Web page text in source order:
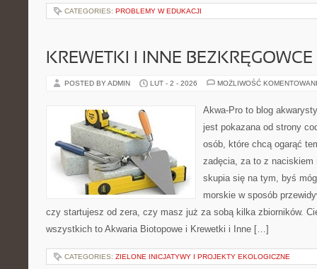
CATEGORIES: PROBLEMY W EDUKACJI
KREWETKI I INNE BEZKRĘGOWCE
POSTED BY ADMIN LUT - 2 - 2026 MOŻLIWOŚĆ
Akwa-Pro to blog
jest pokazana od strony
osób, które chcą ogarąć
zadęcia, za to z naciskiem
skupia się na tym, byś
morskie w sposób
czy startujesz od zera, czy masz już za sobą kilka zbiorników.
wszystkich to Akwaria Biotopowe i Krewetki i Inne […]
CATEGORIES: ZIELONE INICJATYWY I PROJEKTY EKOLOGICZNE